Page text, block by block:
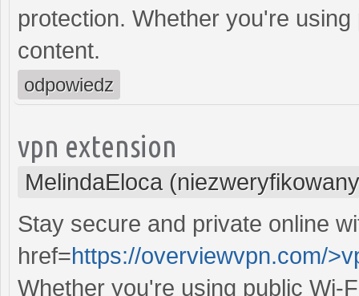
protection. Whether you're
content.
odpowiedz
vpn extension
MelindaEloca
Stay secure and private online
href=https://overviewvpn.com/
Whether you're using public Wi-